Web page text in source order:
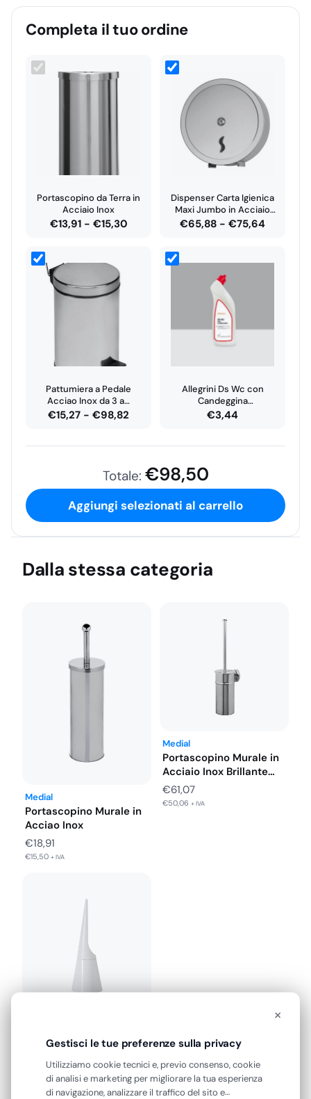
Completa il tuo ordine
Portascopino da Terra in
Acciaio Inox
€13,91 - €15,30Fascia
Dispenser Carta Igienica
Maxi Jumbo in Acciaio
Inox
€65,88 - €75,64Fascia
Pattumiera a Pedale
Acciao Inox da 3 a…
€15,27 - €98,82
prezzo:
€15,27
€98,82
Allegrini Ds Wc con
Candeggina
Disincrostante 750 Ml
€3,44
Totale: €98,50
Aggiungi selezionati al carrello
Dalla stessa categoria
Medial
Portascopino Murale in
Acciao Inox
€18,91
€15,50 + IVA
Medial
Portascopino Murale in
Acciaio Inox Brillante
Modello Bella
€61,07
€50,06 + IVA
Porta Scopino WC per
Bagno da Pavimento in…
23,35
+ IVA
×
Gestisci le tue preferenze sulla privacy
Utilizziamo cookie tecnici e, previo consenso, cookie
di analisi e marketing per migliorare la tua esperienza
di navigazione, analizzare il traffico del sito e